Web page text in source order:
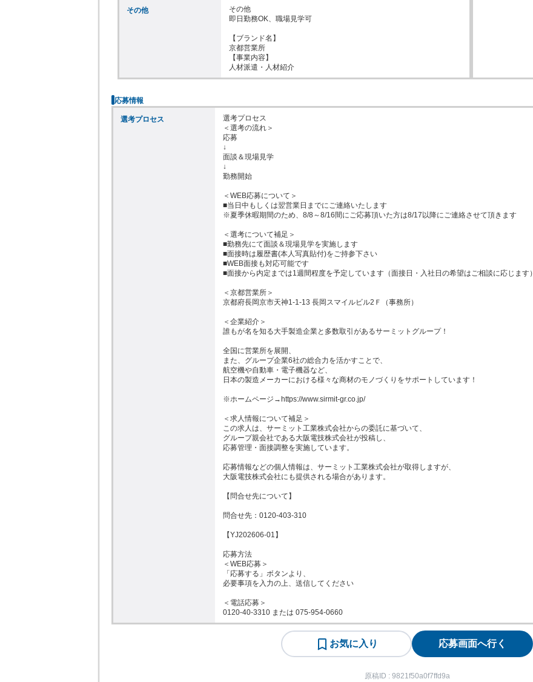
その他
その他
即日勤務OK、職場見学可
【ブランド名】
京都営業所
【事業内容】
人材派遣・人材紹介
応募情報
選考プロセス
選考プロセス
＜選考の流れ＞
応募
↓
面談＆現場見学
↓
勤務開始
＜WEB応募について＞
■当日中もしくは翌営業日までにご連絡いたします
※夏季休暇期間のため、8/8～8/16間にご応募頂いた方は8/17以降にご連絡させて頂きます
＜選考について補足＞
■勤務先にて面談＆現場見学を実施します
■面接時は履歴書(本人写真貼付)をご持参下さい
■WEB面接も対応可能です
■面接から内定までは1週間程度を予定しています（面接日・入社日の希望はご相談に応じます）
＜京都営業所＞
京都府長岡京市天神1-1-13 長岡スマイルビル2Ｆ（事務所）
＜企業紹介＞
誰もが名を知る大手製造企業と多数取引があるサーミットグループ！
全国に営業所を展開、
また、グループ企業6社の総合力を活かすことで、
航空機や自動車・電子機器など、
日本の製造メーカーにおける様々な商材のモノづくりをサポートしています！
※ホームページ→https://www.sirmit-gr.co.jp/
＜求人情報について補足＞
この求人は、サーミット工業株式会社からの委託に基づいて、
グループ親会社である大阪電技株式会社が投稿し、
応募管理・面接調整を実施しています。
応募情報などの個人情報は、サーミット工業株式会社が取得しますが、
大阪電技株式会社にも提供される場合があります。
【問合せ先について】
問合せ先：0120-403-310
【YJ202606-01】
応募方法
＜WEB応募＞
「応募する」ボタンより、
必要事項を入力の上、送信してください
＜電話応募＞
0120-40-3310 または 075-954-0660
お気に入り 応募画面へ行く
原稿ID : 9821f50a0f7ffd9a